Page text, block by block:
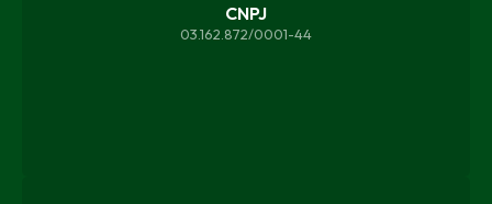
CNPJ
03.162.872/0001-44